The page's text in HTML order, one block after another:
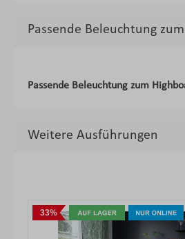
Passende Beleuchtung
Produktgalerie überspringen
Passende Beleuchtung zum
Weitere Ausführungen
33%